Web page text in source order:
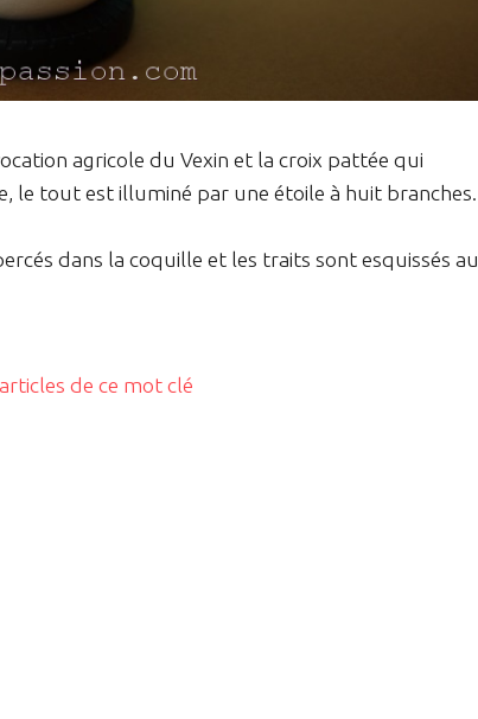
agricole du Vexin et la croix pattée qui
le tout est illuminé par une étoile à huit branches.
dans la coquille et les traits sont esquissés au
articles de ce mot clé